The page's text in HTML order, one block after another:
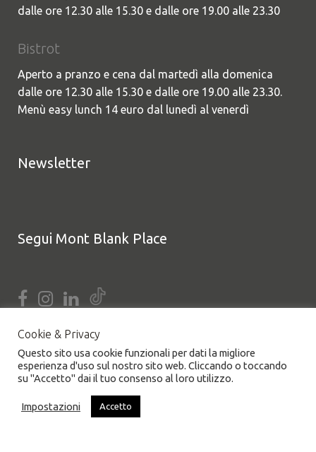
dalle ore 12.30 alle 15.30 e dalle ore 19.00 alle 23.30
Bistrot
Aperto a pranzo e cena dal martedì alla domenica
dalle ore 12.30 alle 15.30 e dalle ore 19.00 alle 23.30.
Menù easy lunch 14 euro dal lunedì al venerdì
Newsletter
Segui Mont Blank Place
Cookie & Privacy
Questo sito usa cookie funzionali per dati la migliore
esperienza d'uso sul nostro sito web. Cliccando o toccando
su "Accetto" dai il tuo consenso al loro utilizzo.
Impostazioni Accetto